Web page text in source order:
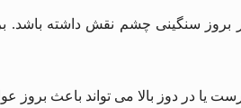
بروز سنگینی چشم نقش داشته باشد.
یا در دوز بالا می‌ تواند باعث بروز